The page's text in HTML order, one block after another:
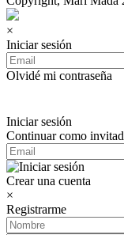
×
Iniciar sesión
Olvidé mi contraseña
Iniciar sesión
Continuar como
Crear una cuenta
×
Registrarme